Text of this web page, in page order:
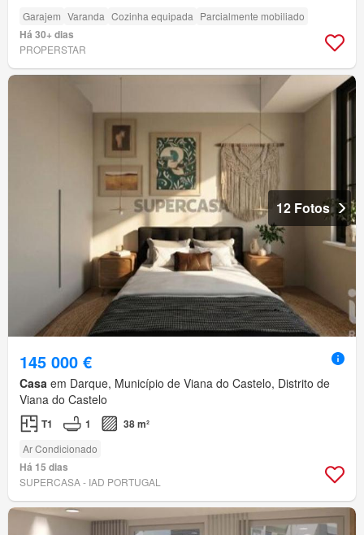
Garajem Varanda Cozinha equipada Parcialmente mobiliado
Há 30+ dias
PROPERSTAR
12 Fotos
145 000 €
Casa em Darque, Município de Viana do Castelo, Distrito de
Viana do Castelo
T1 1 38 m²
Ar Condicionado
Há 15 dias
SUPERCASA - IAD PORTUGAL